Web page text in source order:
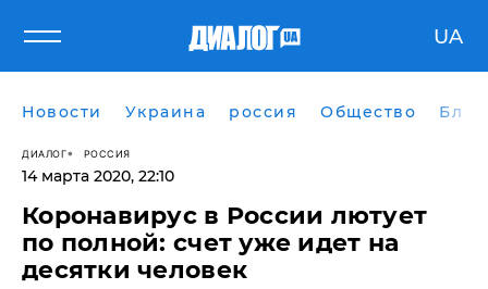
UA
Новости Украина россия Общество
ДИАЛОГ РОССИЯ
14 марта 2020, 22:10
Коронавирус в России лютует
по полной: счет уже идет на
десятки человек